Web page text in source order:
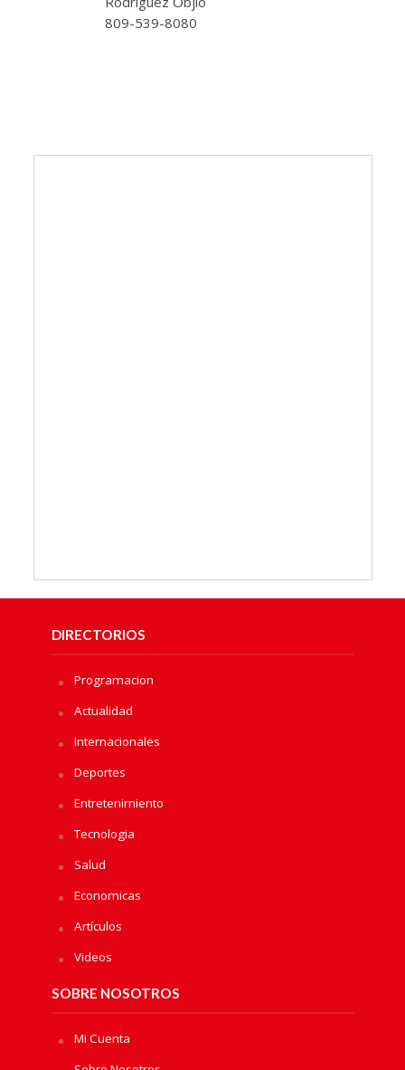
809-539-8080
DIRECTORIOS
Programacion
Actualidad
Internacionales
Deportes
Entretenimiento
Tecnologia
Salud
Economicas
Artículos
Videos
SOBRE NOSOTROS
Mi Cuenta